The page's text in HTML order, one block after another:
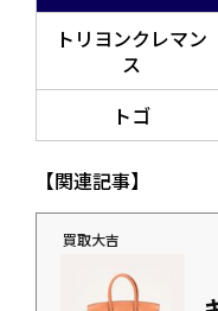
トリヨンクレマン
ス
トゴ
【関連記事】
買取大吉